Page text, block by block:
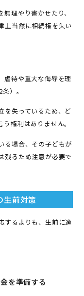
理やり書かせたり、
上当然に相続権を失い
虐待や重大な侮辱を理
）。
を失っているため、ど
権利はありません。
る場合、その子どもが
残るため注意が必要で
生前対策
するよりも、生前に適
を準備する